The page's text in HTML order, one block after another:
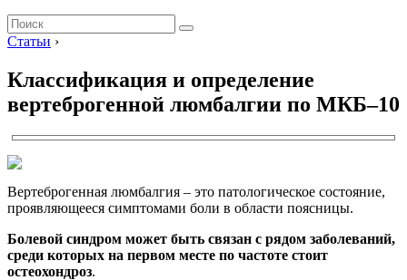
Статьи ›
Классификация и определение
вертеброгенной люмбалгии по МКБ–10
Вертеброгенная люмбалгия – это патологическое состояние,
проявляющееся симптомами боли в области поясницы.
Болевой синдром может быть связан с рядом заболеваний,
среди которых на первом месте по частоте стоит
остеохондроз.